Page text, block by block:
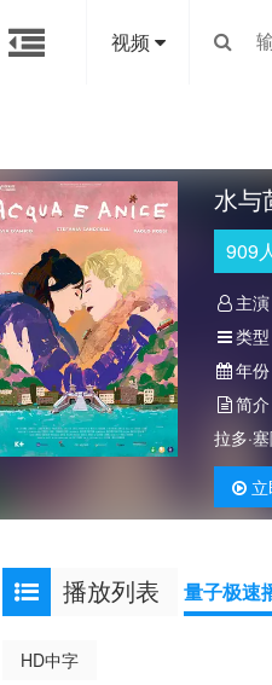
视频
水与
909
主演
类型
年份
简介
拉多·
播放列表 量子极速
HD中字